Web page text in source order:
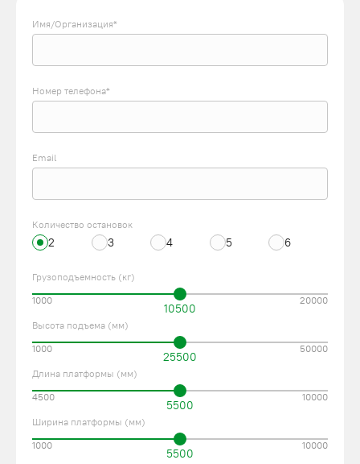
При монтаже мачтовые подъемники устанавливают возле
межэтажных перекрытий.
МАЧТОВЫЕ ПОДЪЕМНИКИ ПРОИЗВОДСТВА
Компания ПодъемЛифт предлагает подъемники нескольких
подъема не более 30 м. Оборудование состоит из несущей
рамы, состоящей из 1–4 мачт, собранных их секционных
двухмачтовые, трех- и четырехмачтовые подъемники. Кабина
или платформа с грузом перемещается вертикально по
направляющим. Кабина укомплектована одно- или
двухсторонними распашными дверями для обслуживания
Чтобы избежать травматизма и неприятных ситуаций,
связанных с падением грузов, в подъемниках мачтового типа
предусмотрены:
ограждения по периметру площадки – образуют
Имя/Организация*
Номер телефона*
Email
Количество остановок
2 3 4 5 6
Грузоподъемность (кг)
10500
1000 20000
Высота подъема (мм)
25500
1000 50000
Длина платформы (мм)
5500
4500 10000
Ширина платформы (мм)
5500
1000 10000